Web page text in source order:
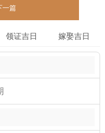
双方的八字合婚情况，根据
八字喜木，那在东方方位布
好。从环境因素讲，订婚场
，不同地方习俗有区别，比
哪天好是非常重要的。这不
一篇
领证吉日 嫁娶吉日